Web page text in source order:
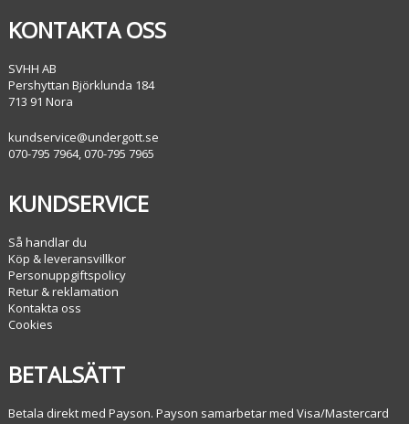
KONTAKTA OSS
SVHH AB
Pershyttan Björklunda 184
713 91 Nora
kundservice@undergott.se
070-795 7964, 070-795 7965
KUNDSERVICE
Så handlar du
Köp & leveransvillkor
Personuppgiftspolicy
Retur & reklamation
Kontakta oss
Cookies
BETALSÄTT
Betala direkt med Payson. Payson samarbetar med Visa/Mastercard